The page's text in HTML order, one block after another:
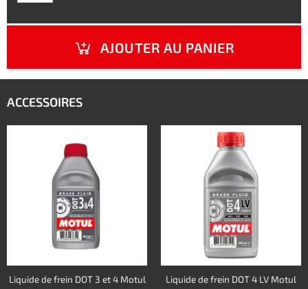
AJOUTER AU PANIER
ACCESSOIRES
Liquide de frein DOT 3 et 4 Motul Liquide de frein DOT 4 LV Motul